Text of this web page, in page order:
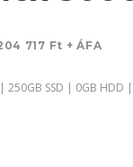
717 Ft + ÁFA
SSD | 0GB HDD